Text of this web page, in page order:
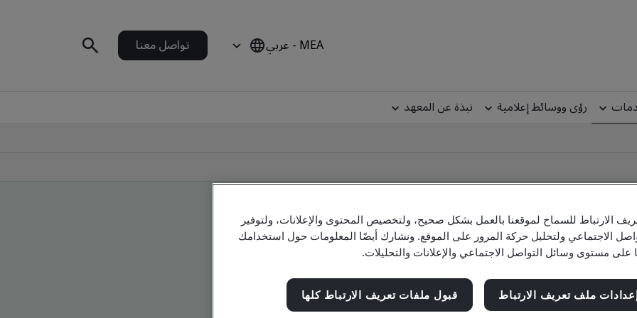
MEA - عربي تواصل معنا
رؤى ووسائط إعلامية
نبذة عن المعهد
Check company, site and product
الارتباط للسماح لموقعنا بالعمل بشكل صحيح، ولتخصيص المحتوى والإعلانات، ولتوفير
الاجتماعي ولتحليل حركة المرور على الموقع. ونشارك أيضًا المعلومات حول استخدامك
على مستوى وسائل التواصل الاجتماعي والإعلانات والتحليلات.
إعدادات ملف تعريف الارتباط قبول ملفات تعريف الارتباط كلها